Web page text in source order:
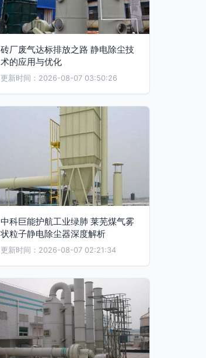
砖厂废气达标排放之路 静电除尘技
术的应用与优化
更新时间：2026-08-07 03:50:26
中科巨能护航工业绿肺 莱芜煤气雾
状粒子静电除尘器深度解析
更新时间：2026-08-07 02:21:34